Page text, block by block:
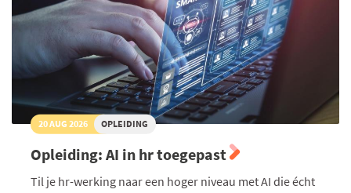
20 AUG 2026 OPLEIDING
Opleiding: AI in hr toegepast
Til je hr-werking naar een hoger niveau met AI die écht